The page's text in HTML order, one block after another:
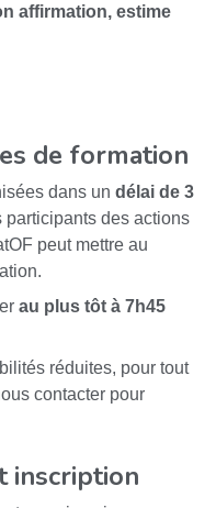
affirmation, estime
de formation
dans un délai de 3
des actions
peut mettre au
au plus tôt à 7h45
réduites, pour tout
contacter pour
inscription